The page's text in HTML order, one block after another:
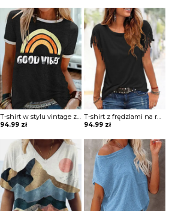
T-shirt w stylu vintage z nadrukiem
94.99 zł
T-shirt z frędzlami na rękawach
94.99 zł